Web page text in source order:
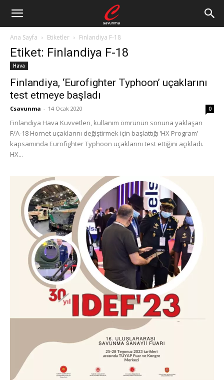
Ana Sayfa Etiketler Finlandiya F-18
Etiket: Finlandiya F-18
Hava
Finlandiya, ‘Eurofighter Typhoon’ uçaklarını
test etmeye başladı
Csavunma - 14 Ocak 2020 0
Finlandiya Hava Kuvvetleri, kullanım ömrünün sonuna yaklaşan
F/A-18 Hornet uçaklarını değiştirmek için başlattığı ’HX Program’
kapsamında Eurofighter Typhoon uçaklarını test ettiğini açıkladı.
HX...